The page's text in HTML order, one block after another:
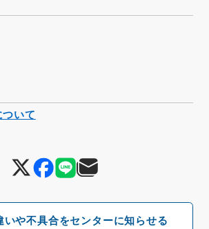
いや不具合をセンターに知らせる
いて